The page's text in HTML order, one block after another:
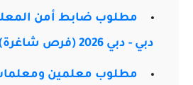
مطلوب ضابط أمن
دبي - دبي 2026 (فرص شاغرة)
مطلوب معلمين